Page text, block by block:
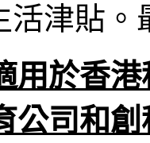
活津貼
用於香
公司和